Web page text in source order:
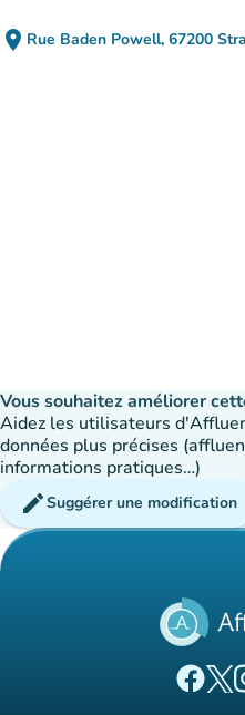
place Rue Baden Powell, 67200
(ouvrir
(nouvel
Vous souhaitez améliorer
Aidez les utilisateurs
données plus précises
informations pratiques…)
editSuggérer une modification